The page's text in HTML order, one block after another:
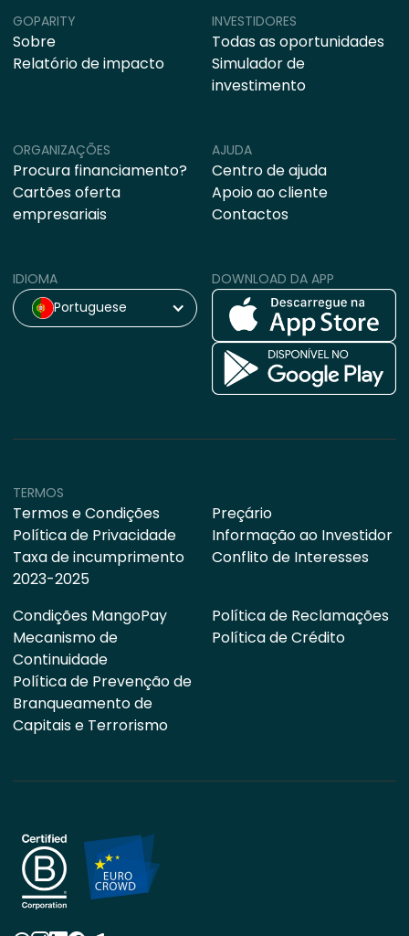
ORGANIZAÇÕES
Procura financiamento?
Cartões oferta
empresariais
AJUDA
Centro de ajuda
Apoio ao cliente
Contactos
GOPARITY
Sobre
Relatório de impacto
INVESTIDORES
Todas as oportunidades
Simulador de
investimento
IDIOMA
Portuguese
DOWNLOAD DA APP
TERMOS
Termos e Condições
Política de Privacidade
Taxa de incumprimento
2023-2025
Preçário
Informação ao Investidor
Conflito de Interesses
Condições MangoPay
Mecanismo de
Continuidade
Política de Prevenção de
Branqueamento de
Capitais e Terrorismo
Política de Reclamações
Política de Crédito